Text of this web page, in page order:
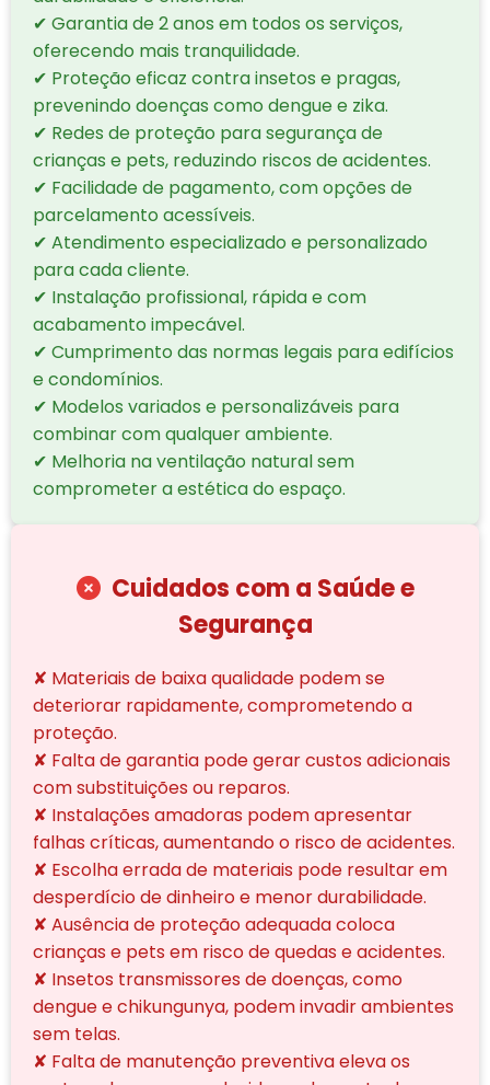
✔ Garantia de 2 anos em todos os serviços,
oferecendo mais tranquilidade.
✔ Proteção eficaz contra insetos e pragas,
prevenindo doenças como dengue e zika.
✔ Redes de proteção para segurança de
crianças e pets, reduzindo riscos de acidentes.
✔ Facilidade de pagamento, com opções de
parcelamento acessíveis.
✔ Atendimento especializado e personalizado
para cada cliente.
✔ Instalação profissional, rápida e com
acabamento impecável.
✔ Cumprimento das normas legais para edifícios
e condomínios.
✔ Modelos variados e personalizáveis para
combinar com qualquer ambiente.
✔ Melhoria na ventilação natural sem
comprometer a estética do espaço.
Cuidados com a Saúde e
Segurança
✘ Materiais de baixa qualidade podem se
deteriorar rapidamente, comprometendo a
proteção.
✘ Falta de garantia pode gerar custos adicionais
com substituições ou reparos.
✘ Instalações amadoras podem apresentar
falhas críticas, aumentando o risco de acidentes.
✘ Escolha errada de materiais pode resultar em
desperdício de dinheiro e menor durabilidade.
✘ Ausência de proteção adequada coloca
crianças e pets em risco de quedas e acidentes.
✘ Insetos transmissores de doenças, como
dengue e chikungunya, podem invadir ambientes
sem telas.
✘ Falta de manutenção preventiva eleva os